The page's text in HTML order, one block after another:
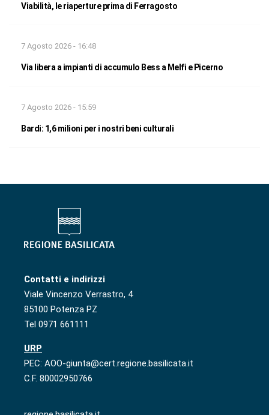
Viabilità, le riaperture prima di Ferragosto
7 Agosto 2026 - 16:48
Via libera a impianti di accumulo Bess a Melfi e Picerno
7 Agosto 2026 - 15:59
Bardi: 1,6 milioni per i nostri beni culturali
Contatti e indirizzi
Viale Vincenzo Verrastro, 4
85100 Potenza PZ
Tel 0971 661111
URP
PEC: AOO-giunta@cert.regione.basilicata.it
C.F. 80002950766